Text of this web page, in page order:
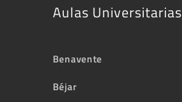
Aulas Universitarias
Benavente
Béjar